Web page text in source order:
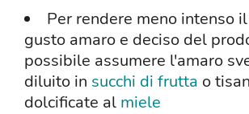
Per rendere meno intenso
gusto amaro e deciso del
possibile assumere l'amaro
diluito in succhi di frutta o
dolcificate al miele